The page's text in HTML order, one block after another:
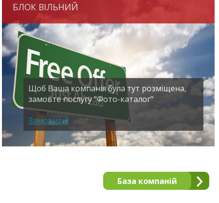
БЛОК ВІЛЬНИЙ
Щоб Ваша компанія була тут розміщена,
замовте послугу "Фото-каталог"
Замовити!
База компаній